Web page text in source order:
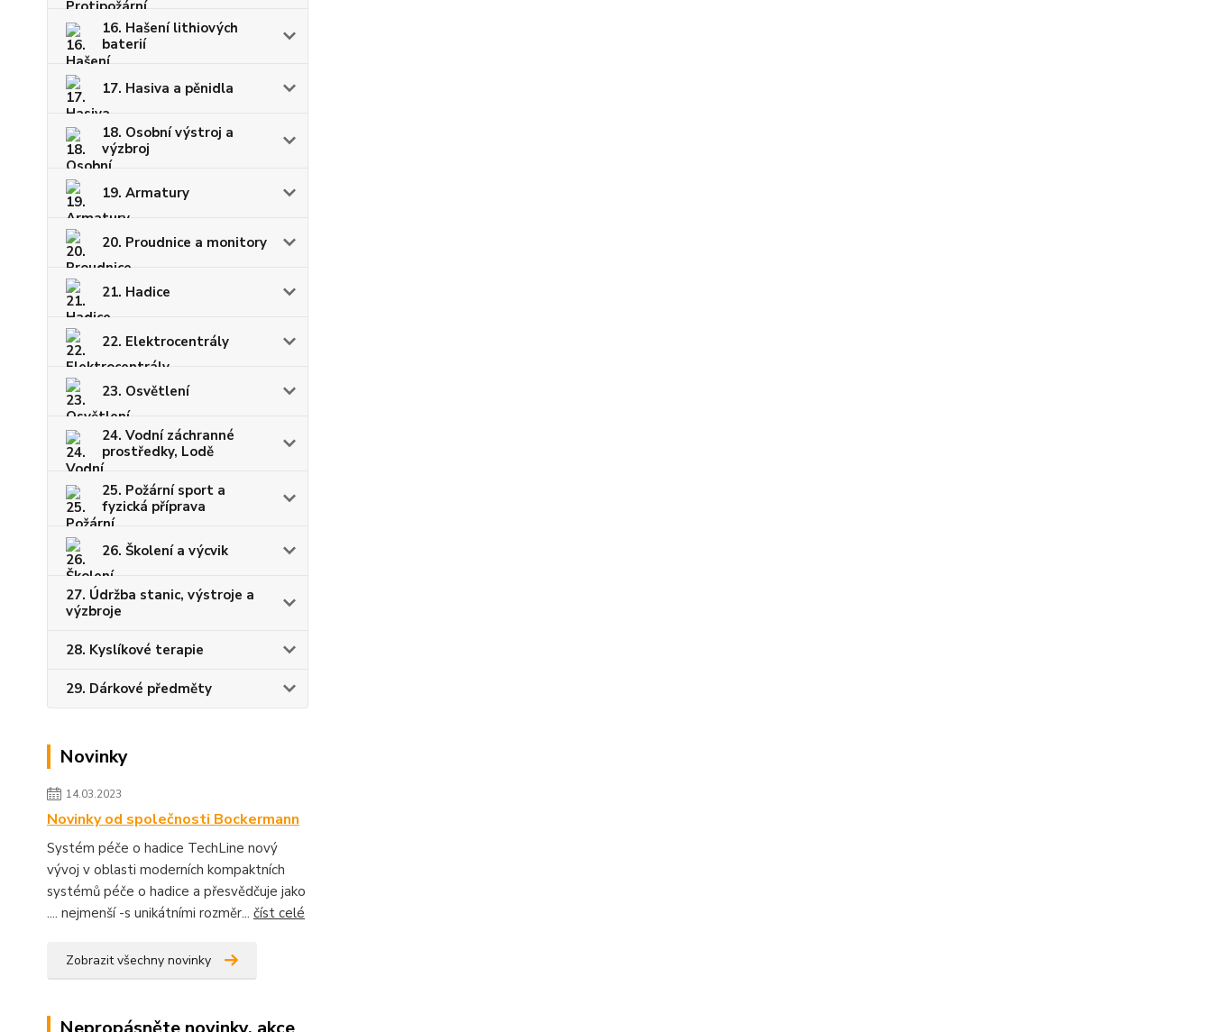
16. Hašení lithiových
baterií
17. Hasiva a pěnidla
18. Osobní výstroj a
výzbroj
19. Armatury
20. Proudnice a monitory
21. Hadice
22. Elektrocentrály
23. Osvětlení
24. Vodní záchranné
prostředky, Lodě
25. Požární sport a
fyzická příprava
26. Školení a výcvik
27. Údržba stanic, výstroje a
výzbroje
28. Kyslíkové terapie
29. Dárkové předměty
Novinky
14.03.2023
Novinky od společnosti Bockermann
Systém péče o hadice TechLine nový
vývoj v oblasti moderních kompaktních
systémů péče o hadice a přesvědčuje jako
.... nejmenší -s unikátními rozměr... číst celé
Zobrazit všechny novinky